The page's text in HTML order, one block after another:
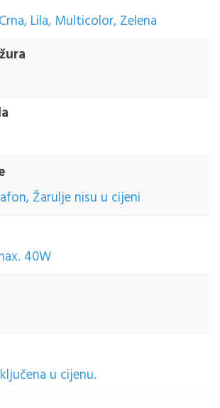
Lila, Multicolor, Zelena
Žarulje nisu u cijeni
40W
u cijenu.